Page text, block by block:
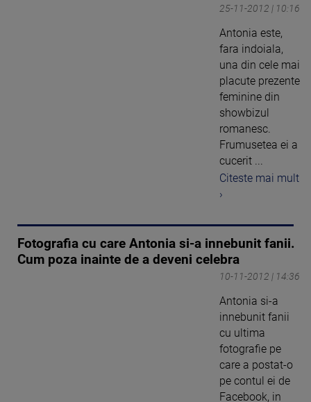
25-11-2012 | 10:16
Antonia este,
fara indoiala,
una din cele mai
placute prezente
feminine din
showbizul
romanesc.
Frumusetea ei a
cucerit ...
Citeste mai mult
›
Fotografia cu care Antonia si-a innebunit fanii.
Cum poza inainte de a deveni celebra
10-11-2012 | 14:36
Antonia si-a
innebunit fanii
cu ultima
fotografie pe
care a postat-o
pe contul ei de
Facebook, in